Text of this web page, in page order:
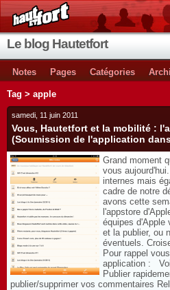
Le blog Hautetfort
Notes Pages Catégories
Tag > apple
samedi, 11 juin 2011
Vous, Hautetfort et la mobilité :
(Soumission de l'application
Grand moment
vous
internes mais
cadre de notre
avons cette
l'appstore
équipes d'Apple
et la publier, ou
éventuels.
Pour rappel
application :
Publier
publier/supprimer vos commentaires